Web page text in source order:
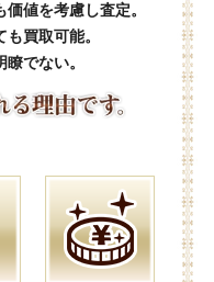
値を考慮し査定。
買取可能。
でない。